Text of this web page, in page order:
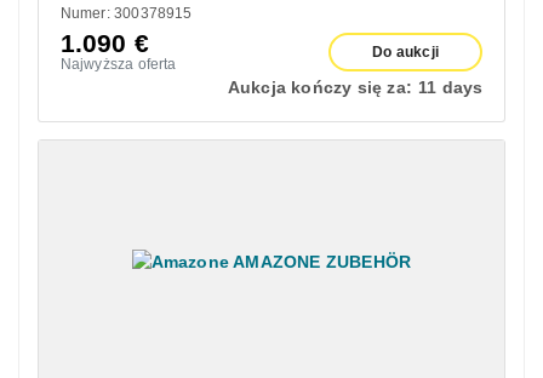
Numer: 300378915
1.090 €
Najwyższa oferta
Do aukcji
Aukcja kończy się za: 11 days